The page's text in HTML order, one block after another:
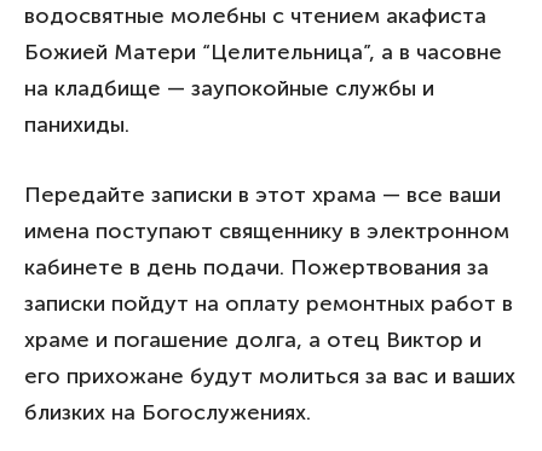
водосвятные молебны с чтением акафиста
Божией Матери “Целительница”, а в часовне
на кладбище — заупокойные службы и
панихиды.
Передайте записки в этот храма — все ваши
имена поступают священнику в электронном
кабинете в день подачи. Пожертвования за
записки пойдут на оплату ремонтных работ в
храме и погашение долга, а отец Виктор и
его прихожане будут молиться за вас и ваших
близких на Богослужениях.